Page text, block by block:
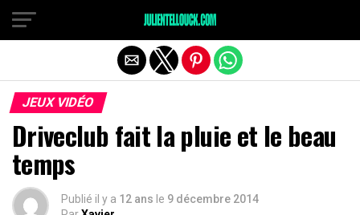
JEUX VIDÉO
Driveclub fait la pluie et le beau
temps
Publié il y a 12 ans le 9 décembre 2014